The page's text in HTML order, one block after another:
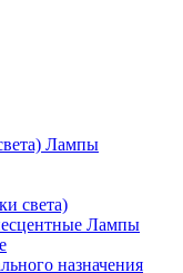
Лампы
света)
Лампы